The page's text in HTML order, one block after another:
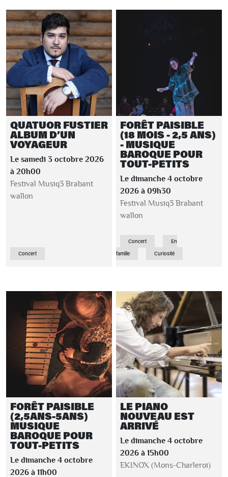
QUATUOR FUSTIER
ALBUM D’UN
VOYAGEUR
Le samedi 3 octobre 2026
à 20h00
Festival Musiq3 Brabant
wallon
Concert
FORÊT PAISIBLE
(18 MOIS - 2,5 ANS)
- MUSIQUE
BAROQUE POUR
TOUT-PETITS
Le dimanche 4 octobre
2026 à 09h30
Festival Musiq3 Brabant
wallon
Concert
En
famille
Curiosité
FORÊT PAISIBLE
(2,5ANS-5ANS)
MUSIQUE
BAROQUE POUR
TOUT-PETITS
Le dimanche 4 octobre
2026 à 11h00
LE PIANO
NOUVEAU EST
ARRIVÉ
Le dimanche 4 octobre
2026 à 15h00
EKINOX (Mons-Charleroi)